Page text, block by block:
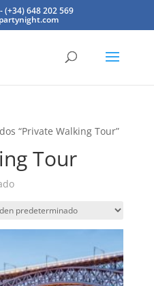
(+34) 648 202 569
“Private Walking Tour”
Tour